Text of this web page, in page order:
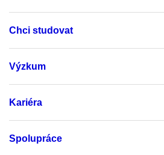
Chci studovat
Výzkum
Kariéra
Spolupráce